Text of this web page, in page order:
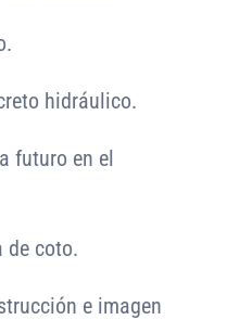
hidráulico.
futuro en el
de coto.
e imagen